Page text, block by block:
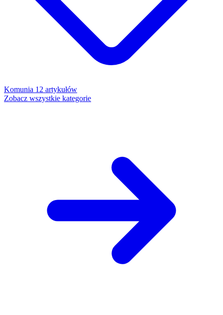
Komunia 12 artykułów
Zobacz wszystkie kategorie